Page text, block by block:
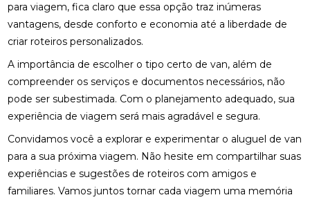
para viagem, fica claro que essa opção traz inúmeras
vantagens, desde conforto e economia até a liberdade de
criar roteiros personalizados.
A importância de escolher o tipo certo de van, além de
compreender os serviços e documentos necessários, não
pode ser subestimada. Com o planejamento adequado, sua
experiência de viagem será mais agradável e segura.
Convidamos você a explorar e experimentar o aluguel de van
para a sua próxima viagem. Não hesite em compartilhar suas
experiências e sugestões de roteiros com amigos e
familiares. Vamos juntos tornar cada viagem uma memória